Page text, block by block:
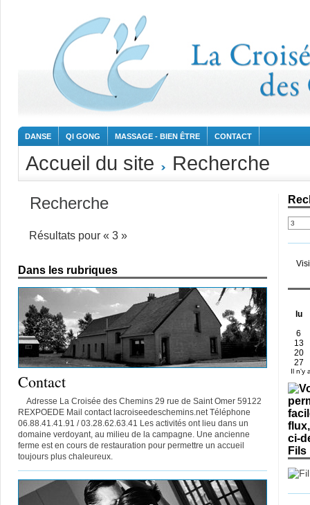
DANSE QI GONG MASSAGE - BIEN ÊTRE CONTACT
Accueil du site Recherche
lu
6
13
20
27
Il n'y
Fils
Recherche
Résultats pour « 3 »
Dans les rubriques
Contact
Adresse La Croisée des Chemins 29 rue de Saint Omer 59122
REXPOEDE Mail contact lacroiseedeschemins.net Téléphone
06.88.41.41.91 / 03.28.62.63.41 Les activités ont lieu dans un
domaine verdoyant, au milieu de la campagne. Une ancienne
ferme est en cours de restauration pour permettre un accueil
toujours plus chaleureux.